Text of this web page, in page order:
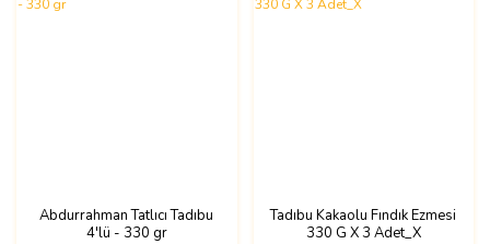
Abdurrahman Tatlıcı Tadıbu
4'lü - 330 gr
Tadıbu Kakaolu Fındık Ezmesi
330 G X 3 Adet_X